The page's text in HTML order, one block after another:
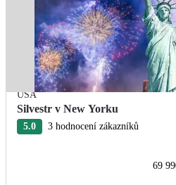
USA
Silvestr v New Yorku
5.0 3 hodnocení zákazníků
69